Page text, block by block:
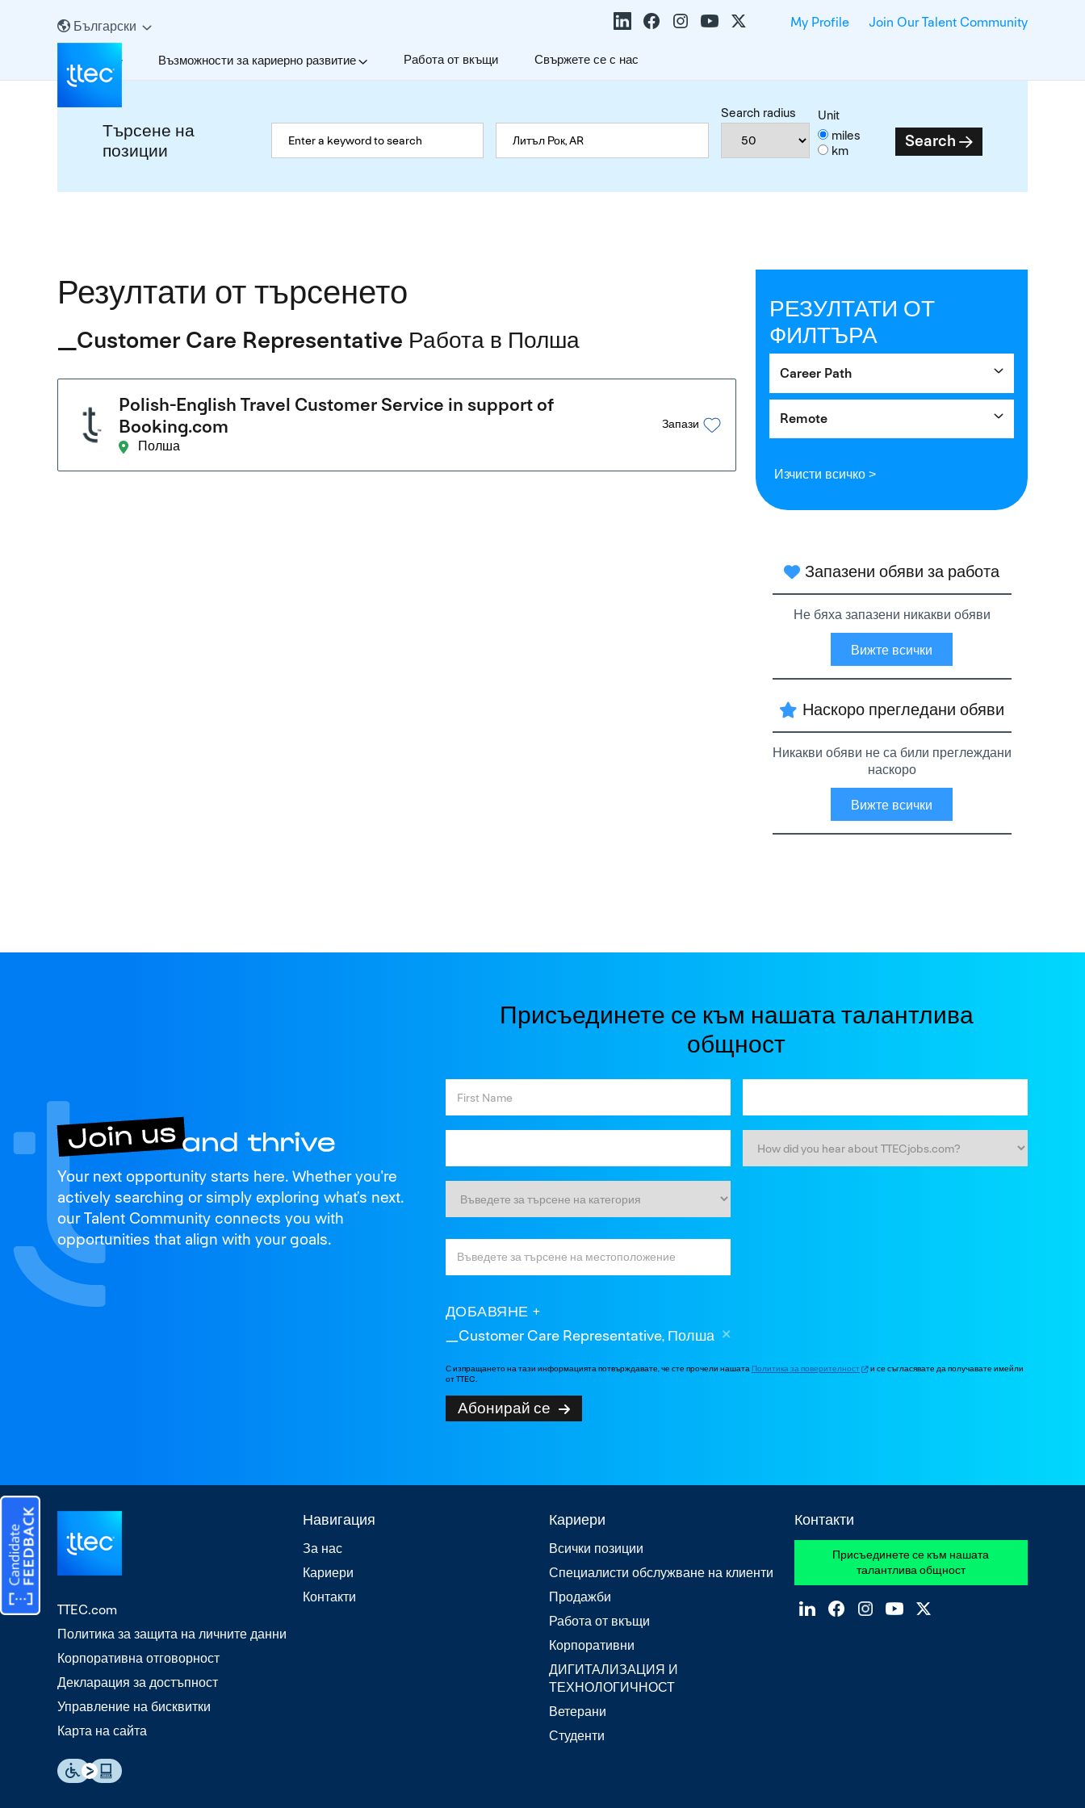
Български My Profile Join Our Talent Community
За нас Възможности за кариерно развитие Работа от вкъщи Свържете се с нас
Търсене на
позиции
Search radius
Unit
miles
km
Search
Резултати от търсенето
_Customer Care Representative Работа в Полша
Polish-English Travel Customer Service in support of
Booking.com
Полша
Запази
РЕЗУЛТАТИ ОТ
ФИЛТЪРА
Career Path
Remote
Изчисти всичко >
Запазени обяви за работа
Не бяха запазени никакви обяви
Вижте всички
Наскоро прегледани обяви
Никакви обяви не са били преглеждани
наскоро
Вижте всички
Join us
and thrive
Your next opportunity starts here. Whether you're
actively searching or simply exploring what’s next.
our Talent Community connects you with
opportunities that align with your goals.
Присъединете се към нашата талантлива
общност
ДОБАВЯНЕ
_Customer Care Representative, Полша
С изпращането на тази информацията потвърждавате, че сте прочели нашата Политика за поверителност
и се съгласявате да получавате имейли
от TTEC.
Абонирай се
TTEC.com
Политика за защита на личните данни
Корпоративна отговорност
Декларация за достъпност
Управление на бисквитки
Карта на сайта
Навигация
За нас
Кариери
Контакти
Кариери
Всички позиции
Специалисти обслужване на клиенти
Продажби
Работа от вкъщи
Корпоративни
ДИГИТАЛИЗАЦИЯ И
ТЕХНОЛОГИЧНОСТ
Ветерани
Студенти
Контакти
Присъединете се към нашата
талантлива общност